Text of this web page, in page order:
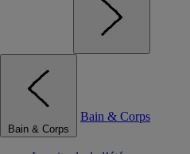
Bain & Corps
Bain & Corps